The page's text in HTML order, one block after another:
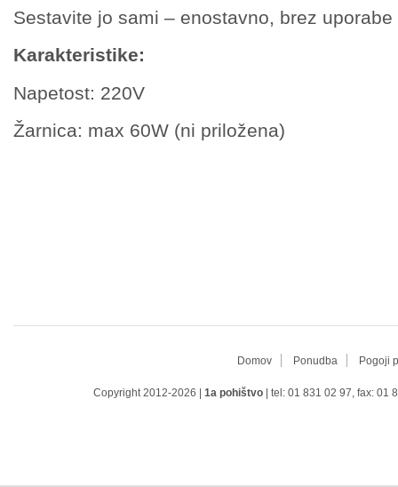
Sestavite jo sami – enostavno, brez
Karakteristike:
Napetost: 220V
Žarnica: max 60W (ni priložena)
Domov Ponudba Pogoji
Copyright 2012-2026 | 1a pohištvo | tel: 01 831 02 97, fax: 01